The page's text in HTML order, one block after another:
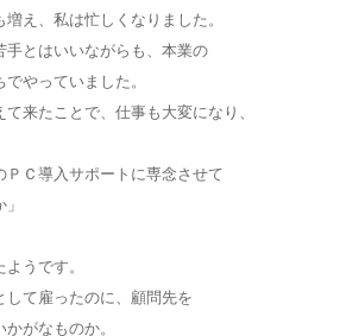
え、私は忙しくなりました。
手とはいいながらも、本業の
やっていました。
来たことで、仕事も大変になり、
ＰＣ導入サポートに専念させて
うです。
て雇ったのに、顧問先を
がなものか。